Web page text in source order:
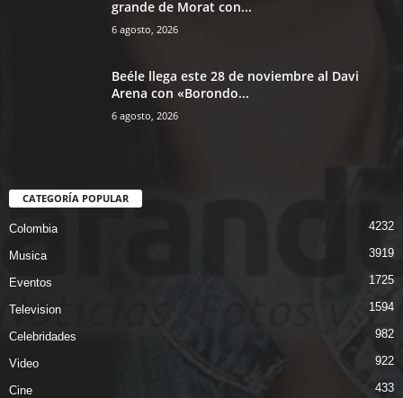
grande de Morat con...
6 agosto, 2026
Beéle llega este 28 de noviembre al Davi
Arena con «Borondo...
6 agosto, 2026
CATEGORÍA POPULAR
Colombia 4232
Musica 3919
Eventos 1725
Television 1594
Celebridades 982
Video 922
Cine 433